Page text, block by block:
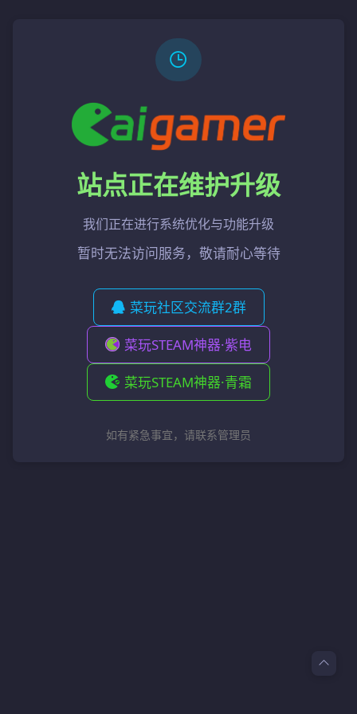
站点正在维护升级
我们正在进行系统优化与功能升级
暂时无法访问服务，敬请耐心等待
菜玩社区交流群2群
菜玩STEAM神器·紫电
菜玩STEAM神器·青霜
如有紧急事宜，请联系管理员